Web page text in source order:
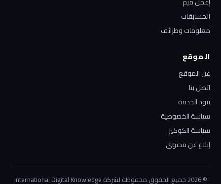
المسابقات
معلومات وطرائف
الموقع
عن الموقع
اتصل بنا
بنود الخدمة
سياسة الخصوصية
سياسة الكوكيز
إبلاغ عن محتوى
© 2026 جميع الحقوق محفوظة لشركة International Digital Knowledge